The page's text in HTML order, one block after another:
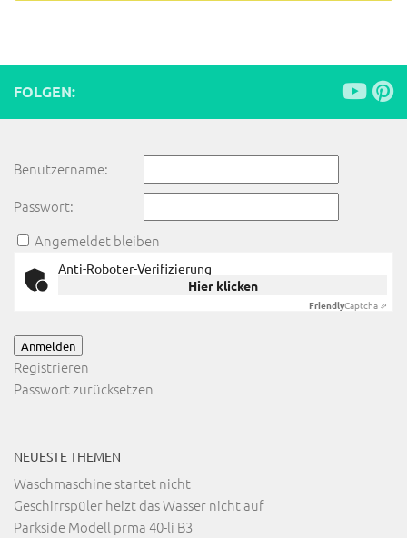
FOLGEN:
Benutzername:
Passwort:
Angemeldet bleiben
Anti-Roboter-Verifizierung
Hier klicken
FriendlyCaptcha ⇗
Anmelden
Registrieren
Passwort zurücksetzen
NEUESTE THEMEN
Waschmaschine startet nicht
Geschirrspüler heizt das Wasser nicht auf
Parkside Modell prma 40-li B3